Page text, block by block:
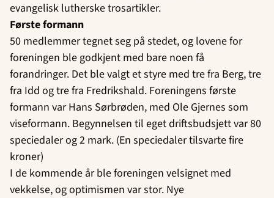
evangelisk lutherske trosartikler.
Første formann
50 medlemmer tegnet seg på stedet, og lovene for
foreningen ble godkjent med bare noen få
forandringer. Det ble valgt et styre med tre fra Berg, tre
fra Idd og tre fra Fredrikshald. Foreningens første
formann var Hans Sørbrøden, med Ole Gjernes som
viseformann. Begynnelsen til eget driftsbudsjett var 80
speciedaler og 2 mark. (En speciedaler tilsvarte fire
kroner)
I de kommende år ble foreningen velsignet med
vekkelse, og optimismen var stor. Nye